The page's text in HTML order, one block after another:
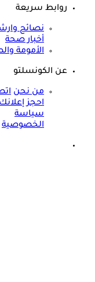
روابط سريعة
نصائح
أخبار صحة
الأمومة
عن الكونسلتو
من نحن
احجز
سياسة
الخصوصية